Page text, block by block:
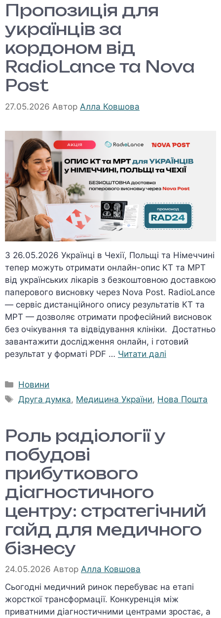
Пропозиція для
українців за
кордоном від
RadioLance та Nova
Post
27.05.2026 Автор Алла Ковшова
З 26.05.2026 Українці в Чехії, Польщі та Німеччині
тепер можуть отримати онлайн-опис КТ та МРТ
від українських лікарів з безкоштовною доставкою
паперового висновку через Nova Post. RadioLance
— сервіс дистанційного опису результатів КТ та
МРТ — дозволяє отримати професійний висновок
без очікування та відвідування клініки. Достатньо
завантажити дослідження онлайн, і готовий
результат у форматі PDF … Читати далі
Категорії
Новини
Позначки
Друга думка, Медицина України, Нова Пошта
Роль радіології у
побудові
прибуткового
діагностичного
центру: стратегічний
гайд для медичного
бізнесу
24.05.2026 Автор Алла Ковшова
Сьогодні медичний ринок перебуває на етапі
жорсткої трансформації. Конкуренція між
приватними діагностичними центрами зростає, а